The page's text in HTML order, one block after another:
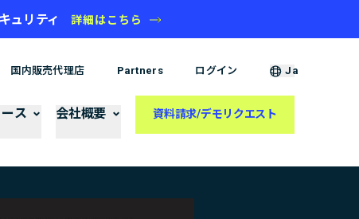
ュリティ 詳細はこちら
国内販売代理店 Partners ログイン Ja
ス 会社概要 資料請求/デモリクエスト